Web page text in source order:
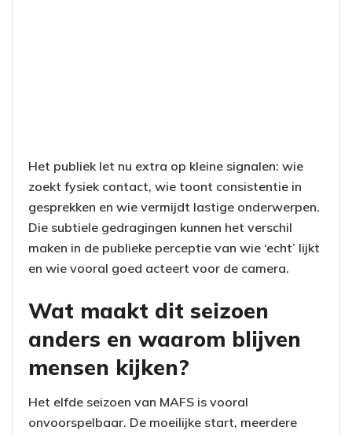
Het publiek let nu extra op kleine signalen: wie
zoekt fysiek contact, wie toont consistentie in
gesprekken en wie vermijdt lastige onderwerpen.
Die subtiele gedragingen kunnen het verschil
maken in de publieke perceptie van wie ‘echt’ lijkt
en wie vooral goed acteert voor de camera.
Wat maakt dit seizoen
anders en waarom blijven
mensen kijken?
Het elfde seizoen van MAFS is vooral
onvoorspelbaar. De moeilijke start, meerdere